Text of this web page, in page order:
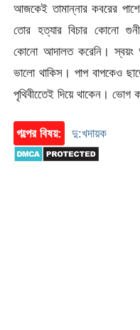
আজকেই তামান্নার কবরের
তোর হত্যার বিচার কোনো
কোনো আদালত করেনি। স্বয়ং
ভালো থাকিস। পাপ বাপকেও
পৃথিবীতেেই দিয়ে থাকেন। ভোগ
গল্পের বিষয়: দু:খদায়ক